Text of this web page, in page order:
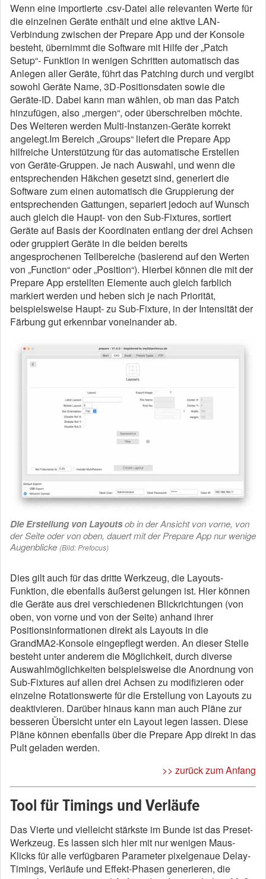
Wenn eine importierte .csv-Datei alle relevanten Werte für
die einzelnen Geräte enthält und eine aktive LAN-
Verbindung zwischen der Prepare App und der Konsole
besteht, übernimmt die Software mit Hilfe der „Patch
Setup“- Funktion in wenigen Schritten automatisch das
Anlegen aller Geräte, führt das Patching durch und vergibt
sowohl Geräte Name, 3D-Positionsdaten sowie die
Geräte-ID. Dabei kann man wählen, ob man das Patch
hinzufügen, also „mergen“, oder überschreiben möchte.
Des Weiteren werden Multi-Instanzen-Geräte korrekt
angelegt.Im Bereich „Groups“ liefert die Prepare App
hilfreiche Unterstützung für das automatische Erstellen
von Geräte-Gruppen. Je nach Auswahl, und wenn die
entsprechenden Häkchen gesetzt sind, generiert die
Software zum einen automatisch die Gruppierung der
entsprechenden Gattungen, separiert jedoch auf Wunsch
auch gleich die Haupt- von den Sub-Fixtures, sortiert
Geräte auf Basis der Koordinaten entlang der drei Achsen
oder gruppiert Geräte in die beiden bereits
angesprochenen Teilbereiche (basierend auf den Werten
von „Function“ oder „Position“). Hierbei können die mit der
Prepare App erstellten Elemente auch gleich farblich
markiert werden und heben sich je nach Priorität,
beispielsweise Haupt- zu Sub-Fixture, in der Intensität der
Färbung gut erkennbar voneinander ab.
Die Erstellung von Layoutsob in der Ansicht von vorne, von
der Seite oder von oben, dauert mit der Prepare App nur wenige
Augenblicke (Bild: Prefocus)
Dies gilt auch für das dritte Werkzeug, die Layouts-
Funktion, die ebenfalls äußerst gelungen ist. Hier können
die Geräte aus drei verschiedenen Blickrichtungen (von
oben, von vorne und von der Seite) anhand ihrer
Positionsinformationen direkt als Layouts in die
GrandMA2-Konsole eingepflegt werden. An dieser Stelle
besteht unter anderem die Möglichkeit, durch diverse
Auswahlmöglichkeiten beispielsweise die Anordnung von
Sub-Fixtures auf allen drei Achsen zu modifizieren oder
einzelne Rotationswerte für die Erstellung von Layouts zu
deaktivieren. Darüber hinaus kann man auch Pläne zur
besseren Übersicht unter ein Layout legen lassen. Diese
Pläne können ebenfalls über die Prepare App direkt in das
Pult geladen werden.
>> zurück zum Anfang
Tool für Timings und Verläufe
Das Vierte und vielleicht stärkste im Bunde ist das Preset-
Werkzeug. Es lassen sich hier mit nur wenigen Maus-
Klicks für alle verfügbaren Parameter pixelgenaue Delay-
Timings, Verläufe und Effekt-Phasen generieren, die